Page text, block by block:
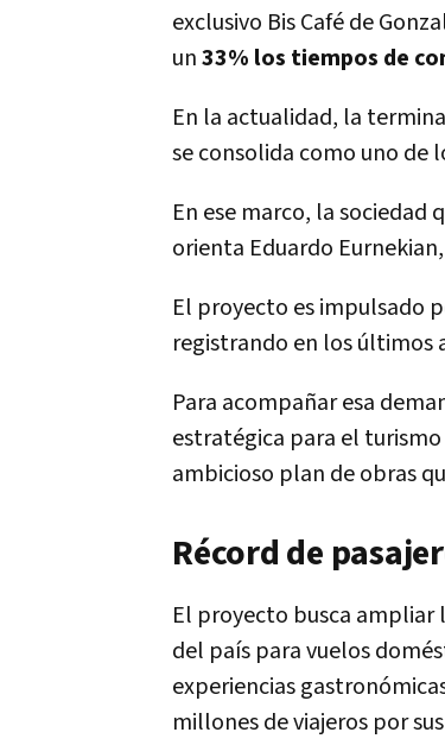
exclusivo Bis Café de
un33% los tiempos de
En la actualidad, la
se consolida como uno de
En ese marco, la
orienta Eduardo
El proyecto es impulsado
registrando en los últimos
Para acompañar esa
estratégica para el turismo
ambicioso plan de obras
Récord de
El proyecto busca
del país para vuelos
experiencias
millones de viajeros por